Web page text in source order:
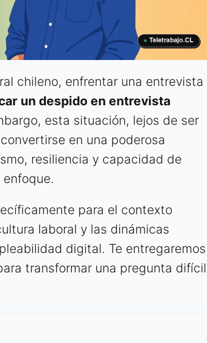
chileno, enfrentar una entrevista
un despido en entrevista
esta situación, lejos de ser
en una poderosa
resiliencia y capacidad de
para el contexto
laboral y las dinámicas
digital. Te entregaremos
transformar una pregunta difícil